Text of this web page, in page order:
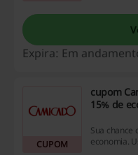
Expira: Em
CUPOM
cupom
15% de
Sua chance
economia.